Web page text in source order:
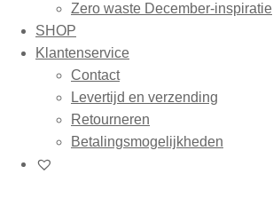
Zero waste December-inspiratie
SHOP
Klantenservice
Contact
Levertijd en verzending
Retourneren
Betalingsmogelijkheden